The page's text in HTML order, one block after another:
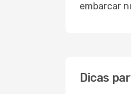
embarcar
Dicas